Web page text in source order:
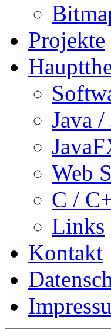
Projekte
Java /
Web
C /
Links
Kontakt